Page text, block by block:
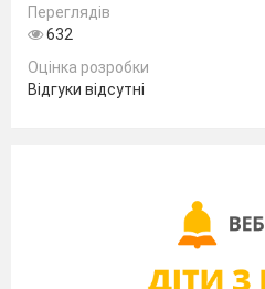
Переглядів
632
Оцінка розробки
Відгуки відсутні